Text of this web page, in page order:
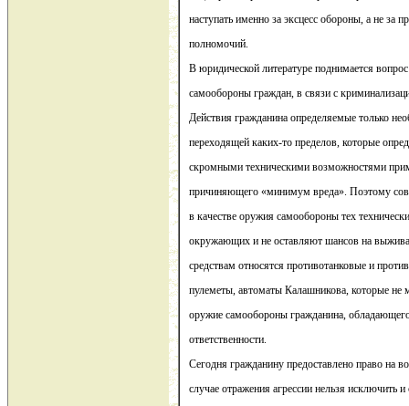
наступать именно за эксцесс обороны, а не за
полномочий.
В юридической литературе поднимается
самообороны граждан, в связи с
Действия гражданина определяемые только
переходящей каких-то пределов, которые
скромными техническими возможностями
причиняющего «минимум вреда». Поэтому
в качестве оружия самообороны тех
окружающих и не оставляют шансов на
средствам относятся противотанковые и
пулеметы, автоматы Калашникова, которые не
оружие самообороны гражданина,
ответственности.
Сегодня гражданину предоставлено право на
случае отражения агрессии нельзя исключить